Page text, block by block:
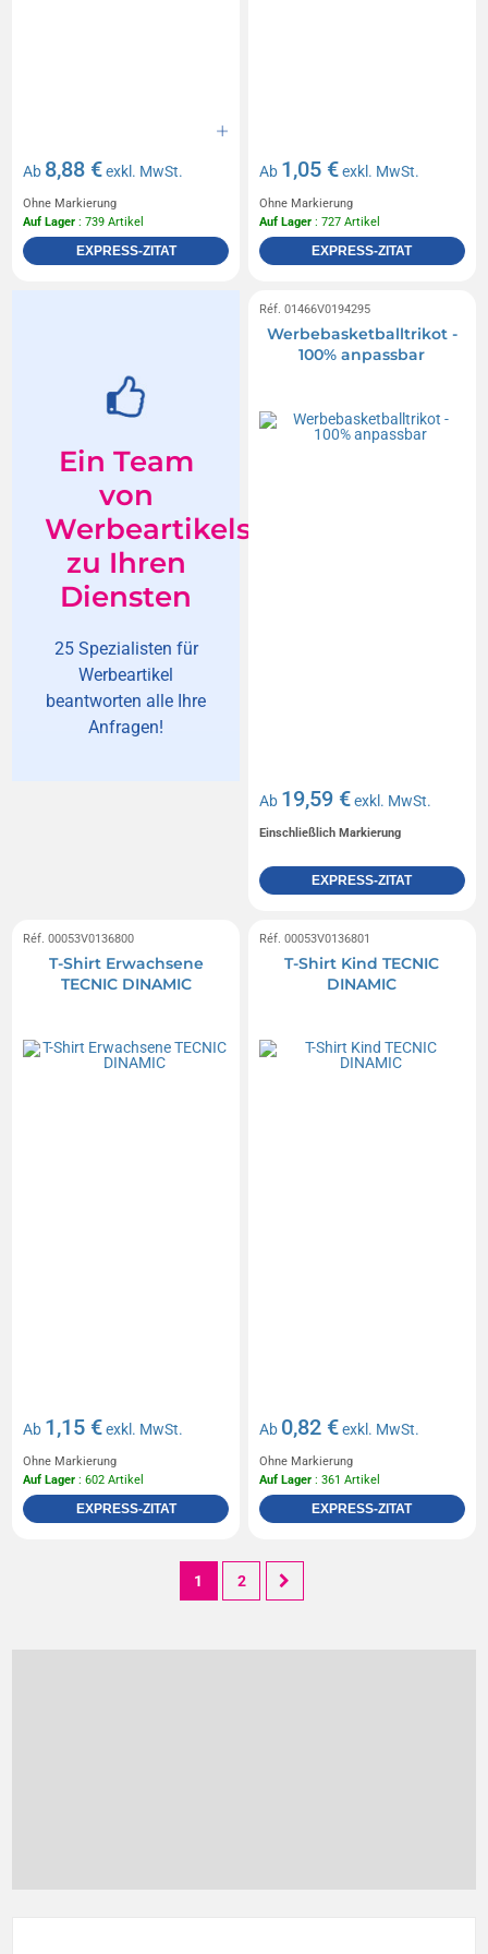
Ab 8,88 €exkl. MwSt.
Ohne Markierung
Auf Lager : 739 Artikel
EXPRESS-ZITAT
Ab 1,05 €exkl. MwSt.
Ohne Markierung
Auf Lager : 727 Artikel
EXPRESS-ZITAT
Ein Team
von
Werbeartikelspezialisten
zu Ihren
Diensten
25 Spezialisten für
Werbeartikel
beantworten alle Ihre
Anfragen!
Réf. 01466V0194295
Werbebasketballtrikot -
100% anpassbar
Ab 19,59 €exkl. MwSt.
Einschließlich Markierung
EXPRESS-ZITAT
Réf. 00053V0136800
T-Shirt Erwachsene
TECNIC DINAMIC
Ab 1,15 €exkl. MwSt.
Ohne Markierung
Auf Lager : 602 Artikel
EXPRESS-ZITAT
Réf. 00053V0136801
T-Shirt Kind TECNIC
DINAMIC
Ab 0,82 €exkl. MwSt.
Ohne Markierung
Auf Lager : 361 Artikel
EXPRESS-ZITAT
1 2